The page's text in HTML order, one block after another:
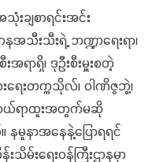
းချစာရင်းအင်း
အသီးသီးရဲ့ ဘဏ္ဍာရေးရာ၊
းအရာရှိ၊ ဒုဦးစီးမှူးစတဲ့
ေးတက္ကသိုလ်၊ ဝါဏိဇ္ဇဘွဲ့၊
ယ်ရာထူးအတွက်မဆို
မူနာအနေနဲ့ပြောရရင်
မ်းရေးဝန်ကြီးဌာနမှာ